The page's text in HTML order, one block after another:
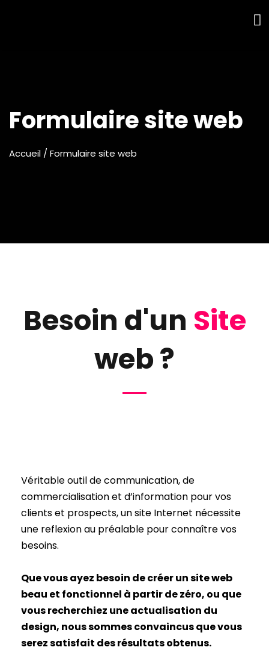
Formulaire site web
Accueil / Formulaire site web
Besoin d'un Site
web ?
Véritable outil de communication, de
commercialisation et d’information pour vos
clients et prospects, un site Internet nécessite
une reflexion au préalable pour connaître vos
besoins.
Que vous ayez besoin de créer un site web
beau et fonctionnel à partir de zéro, ou que
vous recherchiez une actualisation du
design, nous sommes convaincus quevous
serez satisfait des résultats obtenus.